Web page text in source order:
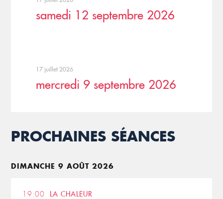
samedi 12 septembre 2026
17 juillet 2026
mercredi 9 septembre 2026
PROCHAINES SÉANCES
DIMANCHE 9 AOÛT 2026
19:00 LA CHALEUR